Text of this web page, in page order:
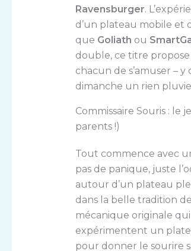
Ravensburger.
d’un plateau mobile et
que Goliath ou
double, ce titre
chacun de s’amuser –
dimanche un rien
Commissaire Souris : le
parents !)
Tout commence avec
pas de panique, juste
autour d’un plateau
dans la belle tradition
mécanique originale
expérimentent un
pour donner le sourire